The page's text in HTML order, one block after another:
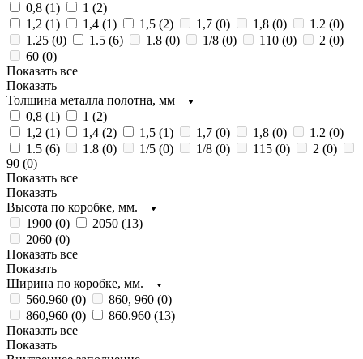
0,8 (1) 1 (2)
1,2 (1) 1,4 (1) 1,5 (2) 1,7 (0) 1,8 (0) 1.2 (0)
1.25 (0) 1.5 (6) 1.8 (0) 1/8 (0) 110 (0) 2 (0)
60 (0)
Показать все
Показать
Толщина металла полотна, мм
0,8 (1) 1 (2)
1,2 (1) 1,4 (2) 1,5 (1) 1,7 (0) 1,8 (0) 1.2 (0)
1.5 (6) 1.8 (0) 1/5 (0) 1/8 (0) 115 (0) 2 (0)
90 (0)
Показать все
Показать
Высота по коробке, мм.
1900 (0) 2050 (13)
2060 (0)
Показать все
Показать
Ширина по коробке, мм.
560.960 (0) 860, 960 (0)
860,960 (0) 860.960 (13)
Показать все
Показать